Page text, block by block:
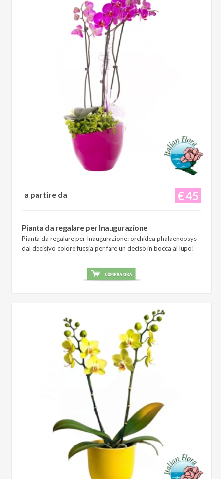
€ 45
a partire da
Pianta da regalare per Inaugurazione
Pianta da regalare per Inaugurazione: orchidea phalaenopsys
dal decisivo colore fucsia per fare un deciso in bocca al lupo!